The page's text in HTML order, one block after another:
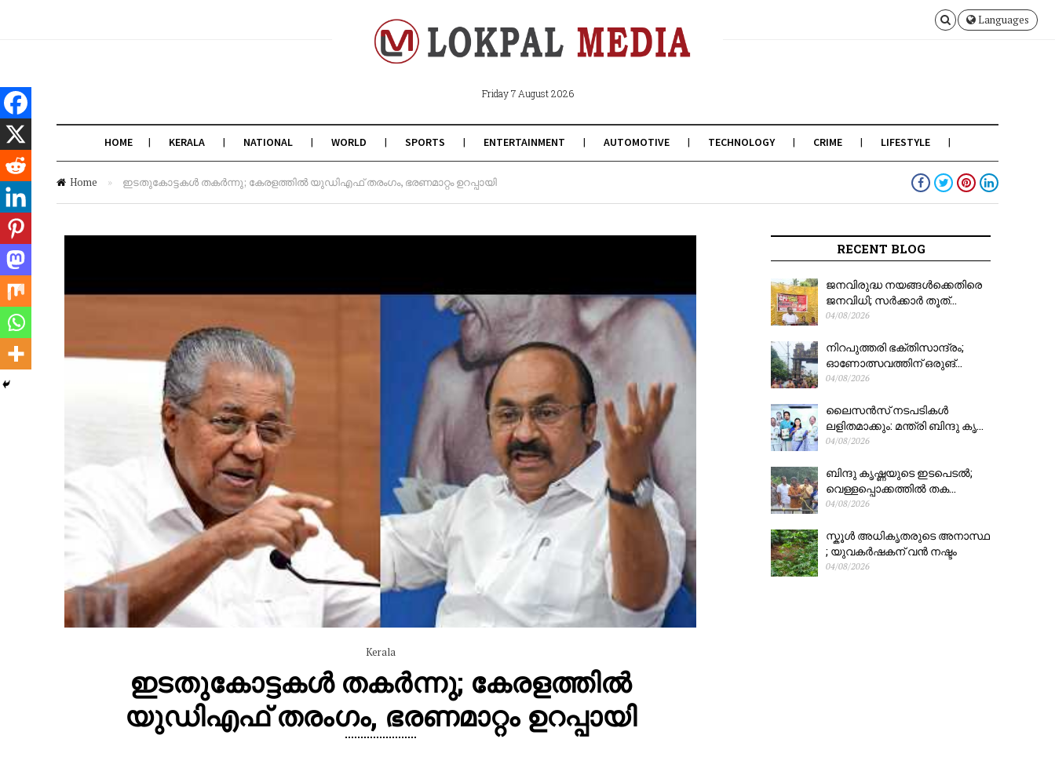
Languages
Friday 7 August 2026
HOME KERALA NATIONAL WORLD SPORTS ENTERTAINMENT AUTOMOTIVE TECHNOLOGY CRIME LIFESTYLE
Home » ഇടതുകോട്ടകൾ തകർന്നു; കേരളത്തിൽ യുഡിഎഫ് തരംഗം, ഭരണമാറ്റം ഉറപ്പായി
Kerala
ഇടതുകോട്ടകൾ തകർന്നു; കേരളത്തിൽ
യുഡിഎഫ് തരംഗം, ഭരണമാറ്റം ഉറപ്പായി
RECENT BLOG
ജനവിരുദ്ധ നയങ്ങൾക്കെതിരെ
ജനവിധി; സർക്കാർ തൂത്...
04/08/2026
നിറപുത്തരി ഭക്തിസാന്ദ്രം;
ഓണോത്സവത്തിന് ഒരുങ്...
04/08/2026
ലൈസൻസ് നടപടികൾ
ലളിതമാക്കും: മന്ത്രി ബിന്ദു കൃ...
04/08/2026
ബിന്ദു കൃഷ്ണയുടെ ഇടപെടൽ;
വെള്ളപ്പൊക്കത്തിൽ തക...
04/08/2026
സ്കൂൾ അധികൃതരുടെ അനാസ്ഥ
; യുവകർഷകന് വൻ നഷ്ടം
04/08/2026